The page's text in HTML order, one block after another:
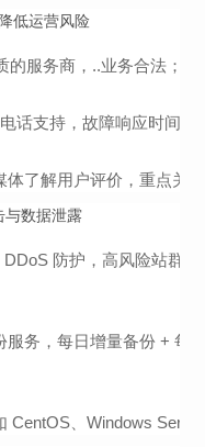
低运营风险
的服务商，..业务合法；
话支持，故障响应时间
体了解用户评价，重点关
与数据泄露
DDoS 防护，高风险站群
服务，每日增量备份 +
CentOS、Windows